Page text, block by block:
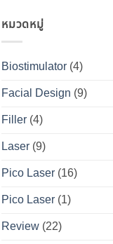
หมวดหมู่
Biostimulator (4)
Facial Design (9)
Filler (4)
Laser (9)
Pico Laser (16)
Pico Laser (1)
Review (22)